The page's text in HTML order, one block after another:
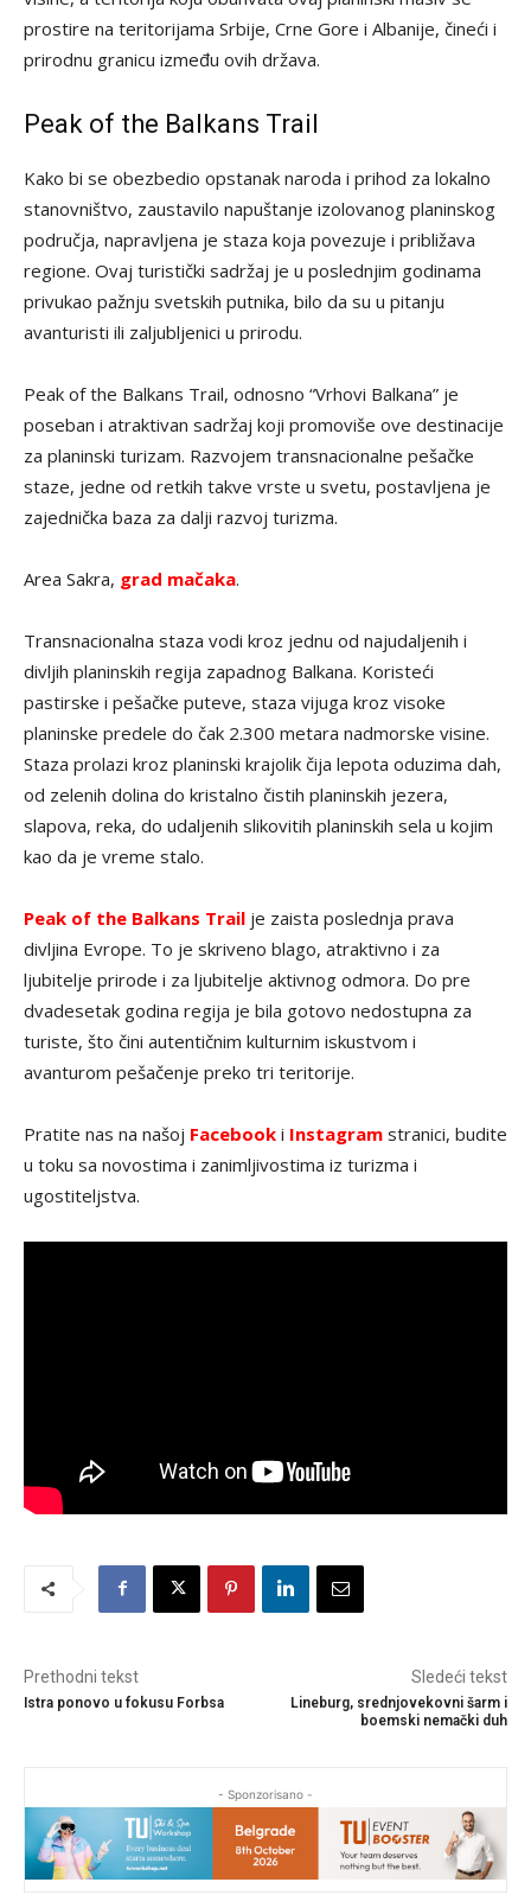
prostire na teritorijama Srbije, Crne Gore i Albanije, čineći i
prirodnu granicu između ovih država.
Peak of the Balkans Trail
Kako bi se obezbedio opstanak naroda i prihod za lokalno
stanovništvo, zaustavilo napuštanje izolovanog planinskog
područja, napravljena je staza koja povezuje i približava
regione. Ovaj turistički sadržaj je u poslednjim godinama
privukao pažnju svetskih putnika, bilo da su u pitanju
avanturisti ili zaljubljenici u prirodu.
Peak of the Balkans Trail, odnosno “Vrhovi Balkana” je
poseban i atraktivan sadržaj koji promoviše ove destinacije
za planinski turizam. Razvojem transnacionalne pešačke
staze, jedne od retkih takve vrste u svetu, postavljena je
zajednička baza za dalji razvoj turizma.
Area Sakra, grad mačaka.
Transnacionalna staza vodi kroz jednu od najudaljenih i
divljih planinskih regija zapadnog Balkana. Koristeći
pastirske i pešačke puteve, staza vijuga kroz visoke
planinske predele do čak 2.300 metara nadmorske visine.
Staza prolazi kroz planinski krajolik čija lepota oduzima dah,
od zelenih dolina do kristalno čistih planinskih jezera,
slapova, reka, do udaljenih slikovitih planinskih sela u kojim
kao da je vreme stalo.
Peak of the Balkans Trail je zaista poslednja prava
divljina Evrope. To je skriveno blago, atraktivno i za
ljubitelje prirode i za ljubitelje aktivnog odmora. Do pre
dvadesetak godina regija je bila gotovo nedostupna za
turiste, što čini autentičnim kulturnim iskustvom i
avanturom pešačenje preko tri teritorije.
Pratite nas na našoj Facebook i Instagram stranici, budite
u toku sa novostima i zanimljivostima iz turizma i
ugostiteljstva.
Prethodni tekst
Istra ponovo u fokusu Forbsa
Sledeći tekst
Lineburg, srednjovekovni šarm i
boemski nemački duh
- Sponzorisano -